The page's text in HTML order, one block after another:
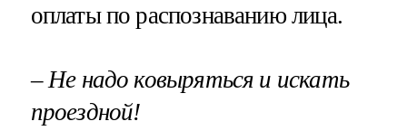
оплаты по распознаванию лица.
– Не надо ковыряться и искать
проездной!